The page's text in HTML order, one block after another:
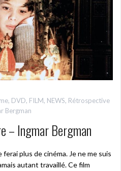
, DVD, FILM, NEWS, Rétrospective
Bergman
– Ingmar Bergman
plus de cinéma. Je ne me suis
autant travaillé. Ce film